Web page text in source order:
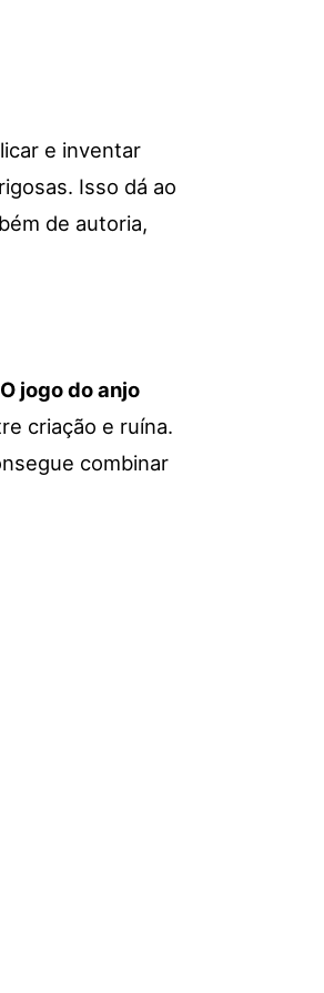
e inventar
Isso dá ao
de autoria,
O jogo do anjo
criação e ruína.
combinar